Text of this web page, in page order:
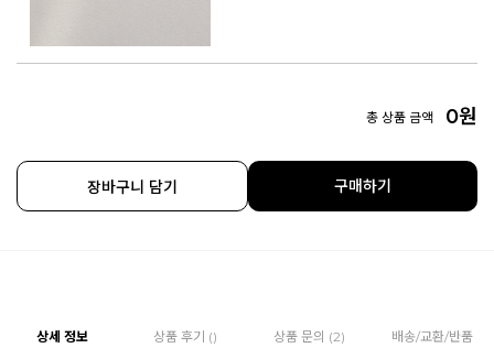
총 상품 금액 0원
장바구니 담기 구매하기
상세 정보 상품 후기 () 상품 문의 (2) 배송/교환/반품